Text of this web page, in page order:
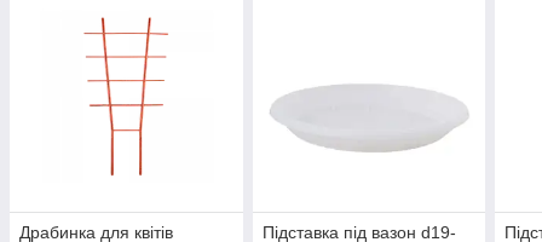
Драбинка для квітів
Підставка під вазон d19-